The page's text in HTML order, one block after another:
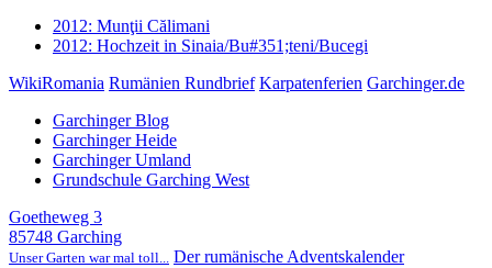
2012: Munţii Călimani
2012: Hochzeit in Sinaia/Bu#351;teni/Bucegi
WikiRomania Rumänien Rundbrief Karpatenferien Garchinger.de
Garchinger Blog
Garchinger Heide
Garchinger Umland
Grundschule Garching West
Goetheweg 3
85748 Garching
Unser Garten war mal toll... Der rumänische Adventskalender